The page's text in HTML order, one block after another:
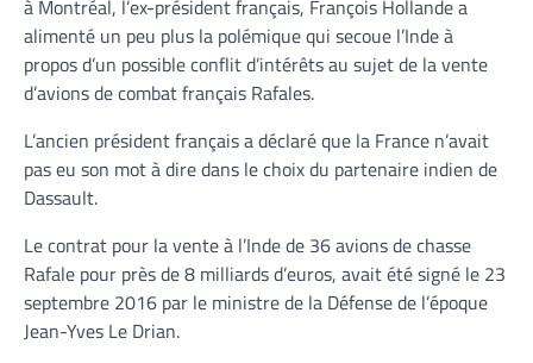
à Montréal, l’ex-président français, François Hollande a
alimenté un peu plus la polémique qui secoue l’Inde à
propos d’un possible conflit d’intérêts au sujet de la vente
d’avions de combat français Rafales.
L’ancien président français a déclaré que la France n’avait
pas eu son mot à dire dans le choix du partenaire indien de
Dassault.
Le contrat pour la vente à l’Inde de 36 avions de chasse
Rafale pour près de 8 milliards d’euros, avait été signé le 23
septembre 2016 par le ministre de la Défense de l’époque
Jean-Yves Le Drian.